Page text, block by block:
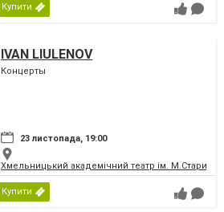
Купити
IVAN LIULENOV
Концерты
23 листопада, 19:00
Хмельницький академічний театр ім.
Купити